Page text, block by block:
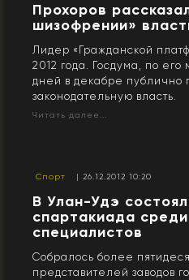
Прохоров
шизофрении»
Лидер «Гражданской
2012 года. Госдума, по
дней в декабре публично
законодательную власть.
Читать далее...
Спорт | 26.12.2012 10:20
В Улан-Удэ
спартакиада
специалистов
Собралось более
представителей заводов